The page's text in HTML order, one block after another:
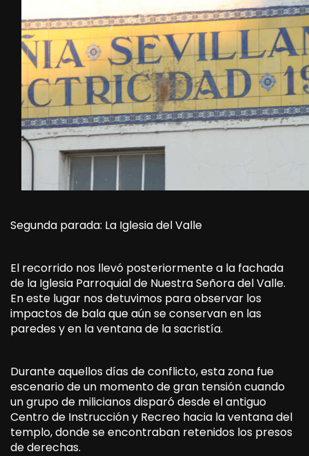
Segunda parada: La Iglesia del Valle
El recorrido nos llevó posteriormente a la fachada
de la Iglesia Parroquial de Nuestra Señora del Valle.
En este lugar nos detuvimos para observar los
impactos de bala que aún se conservan en las
paredes y en la ventana de la sacristía.
Durante aquellos días de conflicto, esta zona fue
escenario de un momento de gran tensión cuando
un grupo de milicianos disparó desde el antiguo
Centro de Instrucción y Recreo hacia la ventana del
templo, donde se encontraban retenidos los presos
de derechas.